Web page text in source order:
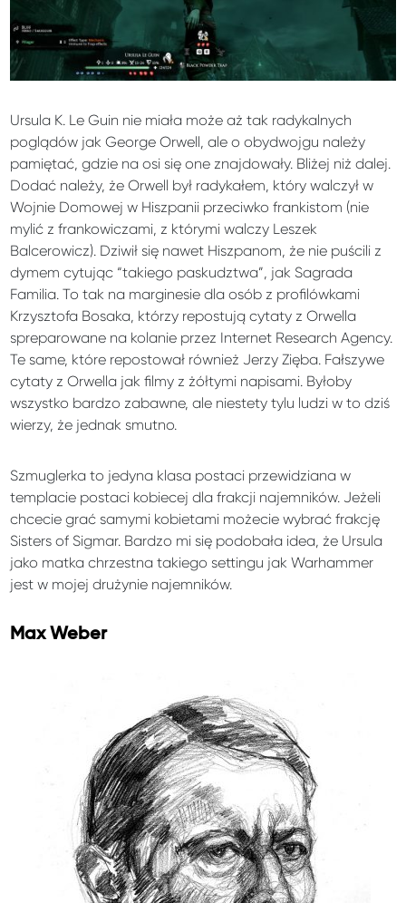
Ursula K. Le Guin nie miała może aż tak radykalnych
poglądów jak George Orwell, ale o obydwojgu należy
pamiętać, gdzie na osi się one znajdowały. Bliżej niż dalej.
Dodać należy, że Orwell był radykałem, który walczył w
Wojnie Domowej w Hiszpanii przeciwko frankistom (nie
mylić z frankowiczami, z którymi walczy Leszek
Balcerowicz). Dziwił się nawet Hiszpanom, że nie puścili z
dymem cytując “takiego paskudztwa”, jak Sagrada
Familia. To tak na marginesie dla osób z profilówkami
Krzysztofa Bosaka, którzy repostują cytaty z Orwella
spreparowane na kolanie przez Internet Research Agency.
Te same, które repostował również Jerzy Zięba. Fałszywe
cytaty z Orwella jak filmy z żółtymi napisami. Byłoby
wszystko bardzo zabawne, ale niestety tylu ludzi w to dziś
wierzy, że jednak smutno.
Szmuglerka to jedyna klasa postaci przewidziana w
templacie postaci kobiecej dla frakcji najemników. Jeżeli
chcecie grać samymi kobietami możecie wybrać frakcję
Sisters of Sigmar. Bardzo mi się podobała idea, że Ursula
jako matka chrzestna takiego settingu jak Warhammer
jest w mojej drużynie najemników.
Max Weber